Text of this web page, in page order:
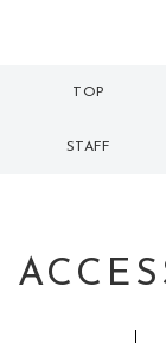
TOP
トップ
STAFF